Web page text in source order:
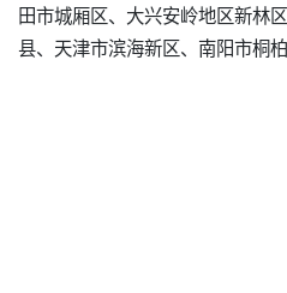
田市城厢区、大兴安岭地区新林
县、天津市滨海新区、南阳市桐